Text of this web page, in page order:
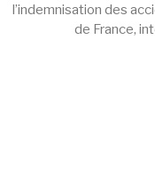
l’indemnisation des
de France,